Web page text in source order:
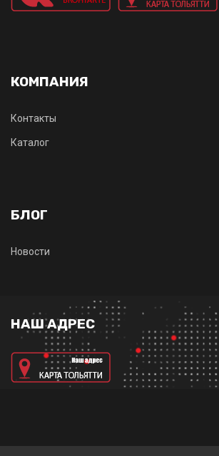
КОМПАНИЯ
Контакты
Каталог
БЛОГ
Новости
НАШ АДРЕС